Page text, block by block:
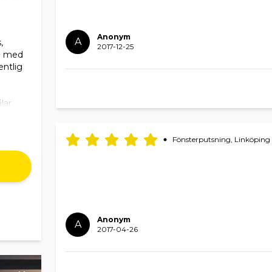
med
A
Anonym
2017-12-25
Fönsterputsning, Linköping
A
Anonym
2017-04-26